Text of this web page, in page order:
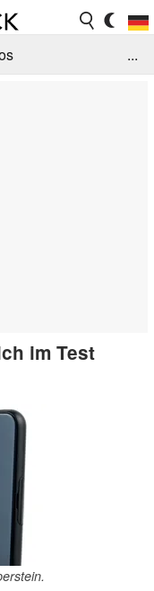
...
im Test